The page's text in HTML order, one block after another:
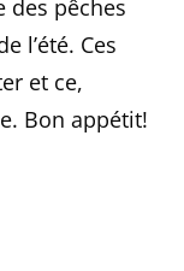
des pêches
l’été. Ces
et ce,
Bon appétit!